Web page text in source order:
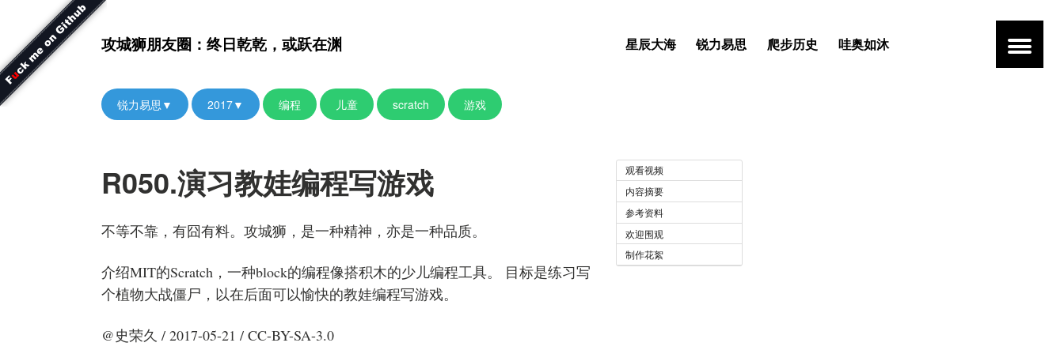
攻城狮朋友圈：终日乾乾，或跃在渊 星辰大海 锐力易思 爬步历史 哇奥如沐
锐力易思▼ 2017▼ 编程 儿童 scratch 游戏
观看视频
内容摘要
参考资料
欢迎围观
制作花絮
R050.演习教娃编程写游戏
不等不靠，有囧有料。攻城狮，是一种精神，亦是一种品质。
介绍MIT的Scratch，一种block的编程像搭积木的少儿编程工具。 目标是练习写
个植物大战僵尸，以在后面可以愉快的教娃编程写游戏。
@史荣久 / 2017-05-21 / CC-BY-SA-3.0